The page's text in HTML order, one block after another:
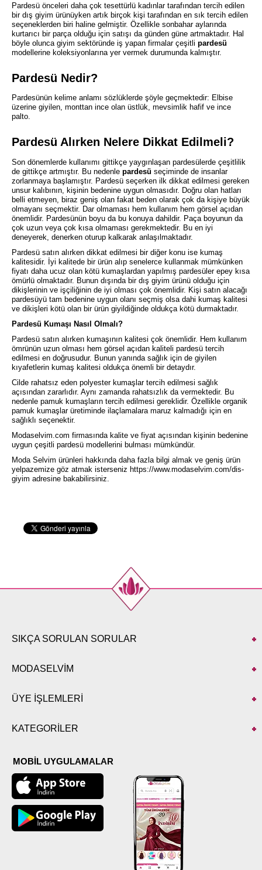
Pardesü önceleri daha çok tesettürlü kadınlar tarafından tercih edilen
bir dış giyim ürünüyken artık birçok kişi tarafından en sık tercih edilen
seçeneklerden biri haline gelmiştir. Özellikle sonbahar aylarında
kurtarıcı bir parça olduğu için satışı da günden güne artmaktadır. Hal
böyle olunca giyim sektöründe iş yapan firmalar çeşitli pardesü
modellerine koleksiyonlarına yer vermek durumunda kalmıştır.
Pardesü Nedir?
Pardesünün kelime anlamı sözlüklerde şöyle geçmektedir: Elbise
üzerine giyilen, monttan ince olan üstlük, mevsimlik hafif ve ince
palto.
Pardesü Alırken Nelere Dikkat Edilmeli?
Son dönemlerde kullanımı gittikçe yaygınlaşan pardesülerde çeşitlilik
de gittikçe artmıştır. Bu nedenle pardesü seçiminde de insanlar
zorlanmaya başlamıştır. Pardesü seçerken ilk dikkat edilmesi gereken
unsur kalıbının, kişinin bedenine uygun olmasıdır. Doğru olan hatları
belli etmeyen, biraz geniş olan fakat beden olarak çok da kişiye büyük
olmayanı seçmektir. Dar olmaması hem kullanım hem görsel açıdan
önemlidir. Pardesünün boyu da bu konuya dahildir. Paça boyunun da
çok uzun veya çok kısa olmaması gerekmektedir. Bu en iyi
deneyerek, denerken oturup kalkarak anlaşılmaktadır.
Pardesü satın alırken dikkat edilmesi bir diğer konu ise kumaş
kalitesidir. İyi kalitede bir ürün alıp senelerce kullanmak mümkünken
fiyatı daha ucuz olan kötü kumaşlardan yapılmış pardesüler epey kısa
ömürlü olmaktadır. Bunun dışında bir dış giyim ürünü olduğu için
dikişlerinin ve işçiliğinin de iyi olması çok önemlidir. Kişi satın alacağı
pardesüyü tam bedenine uygun olanı seçmiş olsa dahi kumaş kalitesi
ve dikişleri kötü olan bir ürün giyildiğinde oldukça kötü durmaktadır.
Pardesü Kumaşı Nasıl Olmalı?
Pardesü satın alırken kumaşının kalitesi çok önemlidir. Hem kullanım
ömrünün uzun olması hem görsel açıdan kaliteli pardesü tercih
edilmesi en doğrusudur. Bunun yanında sağlık için de giyilen
kıyafetlerin kumaş kalitesi oldukça önemli bir detaydır.
Cilde rahatsız eden polyester kumaşlar tercih edilmesi sağlık
açısından zararlıdır. Aynı zamanda rahatsızlık da vermektedir. Bu
nedenle pamuk kumaşların tercih edilmesi gereklidir. Özellikle organik
pamuk kumaşlar üretiminde ilaçlamalara maruz kalmadığı için en
sağlıklı seçenektir.
Modaselvim.com firmasında kalite ve fiyat açısından kişinin bedenine
uygun çeşitli pardesü modellerini bulması mümkündür.
Moda Selvim ürünleri hakkında daha fazla bilgi almak ve geniş ürün
yelpazemize göz atmak isterseniz https://www.modaselvim.com/dis-
giyim adresine bakabilirsiniz.
SIKÇA SORULAN SORULAR
MODASELVİM
ÜYE İŞLEMLERİ
KATEGORİLER
MOBİL UYGULAMALAR